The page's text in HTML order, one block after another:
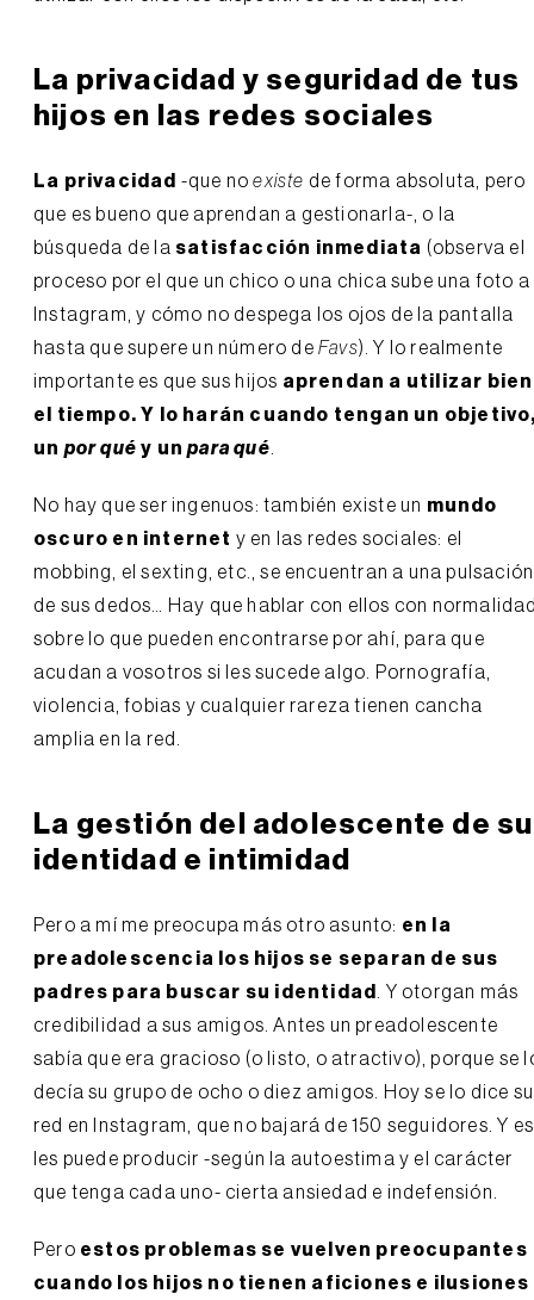
La privacidad y seguridad de tus
hijos en las redes sociales
La privacidad -que noexiste de forma absoluta, pero
que es bueno que aprendan a gestionarla-, o la
búsqueda de la satisfacción inmediata (observa el
proceso por el que un chico o una chica sube una foto a
Instagram, y cómo no despega los ojos de la pantalla
hasta que supere un número de Favs). Y lo realmente
importante es que sus hijos aprendan a utilizar bien
el tiempo. Y lo harán cuando tengan un
unpor qué y unpara qué.
No hay que ser ingenuos: también existe un mundo
oscuro en internet y en las redes sociales: el
mobbing, el sexting, etc., se encuentran a una pulsación
de sus dedos… Hay que hablar con ellos con
sobre lo que pueden encontrarse por ahí, para que
acudan a vosotros si les sucede algo. Pornografía,
violencia, fobias y cualquier rareza tienen cancha
amplia en la red.
La gestión del adolescente de su
identidad e intimidad
Pero a mí me preocupa más otro asunto: en la
preadolescencia los hijos se separan de sus
padres para buscar su identidad . Y otorgan más
credibilidad a sus amigos. Antes un preadolescente
sabía que era gracioso (o listo, o atractivo), porque se
decía su grupo de ocho o diez amigos. Hoy se lo dice su
red en Instagram, que no bajará de 150 seguidores. Y
les puede producir -según la autoestima y el carácter
que tenga cada uno- cierta ansiedad e indefensión.
Pero estos problemas se vuelven preocupantes
cuando los hijos no tienen aficiones e ilusiones